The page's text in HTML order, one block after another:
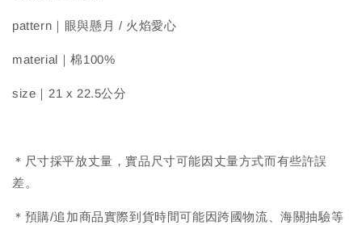
pattern｜眼與懸月 / 火焰愛心
material｜棉100%
size｜21 x 22.5公分
＊尺寸採平放丈量，實品尺寸可能因丈量方式而有些許誤
差。
＊預購/追加商品實際到貨時間可能因跨國物流、海關抽驗等